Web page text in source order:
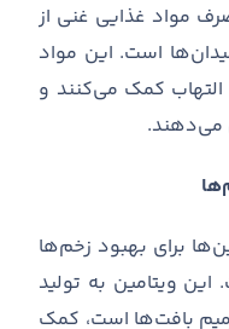
مواد غذایی غنی از
ها است. این مواد
کمک میکنند و
میدهند.
ها برای بهبود زخمها
. این ویتامین به تولید
بافتها است، کمک